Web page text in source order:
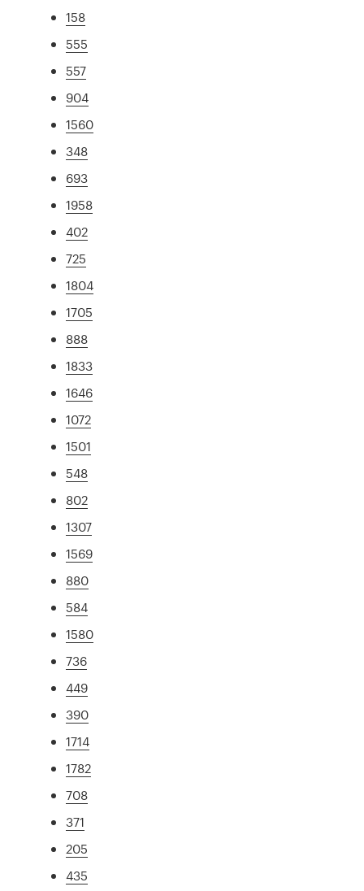
158
555
557
904
1560
348
693
1958
402
725
1804
1705
888
1833
1646
1072
1501
548
802
1307
1569
880
584
1580
736
449
390
1714
1782
708
371
205
435